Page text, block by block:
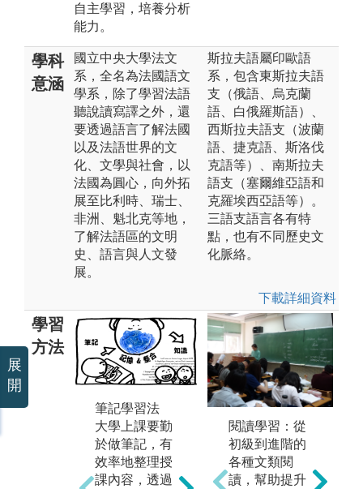
自主學習，培養分析
能力。
學科
意涵
國立中央大學法文
系，全名為法國語文
學系，除了學習法語
聽說讀寫譯之外，還
要透過語言了解法國
以及法語世界的文
化、文學與社會，以
法國為圓心，向外拓
展至比利時、瑞士、
非洲、魁北克等地，
了解法語區的文明
史、語言與人文發
展。
斯拉夫語屬印歐語
系，包含東斯拉夫語
支（俄語、烏克蘭
語、白俄羅斯語）、
西斯拉夫語支（波蘭
語、捷克語、斯洛伐
克語等）、南斯拉夫
語支（塞爾維亞語和
克羅埃西亞語等）。
三語支語言各有特
點，也有不同歷史文
化脈絡。
下載詳細資料
學習
方法
筆記學習法
大學上課要勤
於做筆記，有
效率地整理授
課內容，透過
影音學習法
語言的學習不
能只是紙上作
業，必須要能
夠透過相關的
閱讀學習：從
初級到進階的
各種文類閱
讀，幫助提升
展
開